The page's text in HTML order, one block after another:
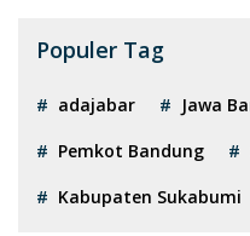
Populer Tag
adajabar Jawa
Pemkot Bandung
Kabupaten Sukabumi